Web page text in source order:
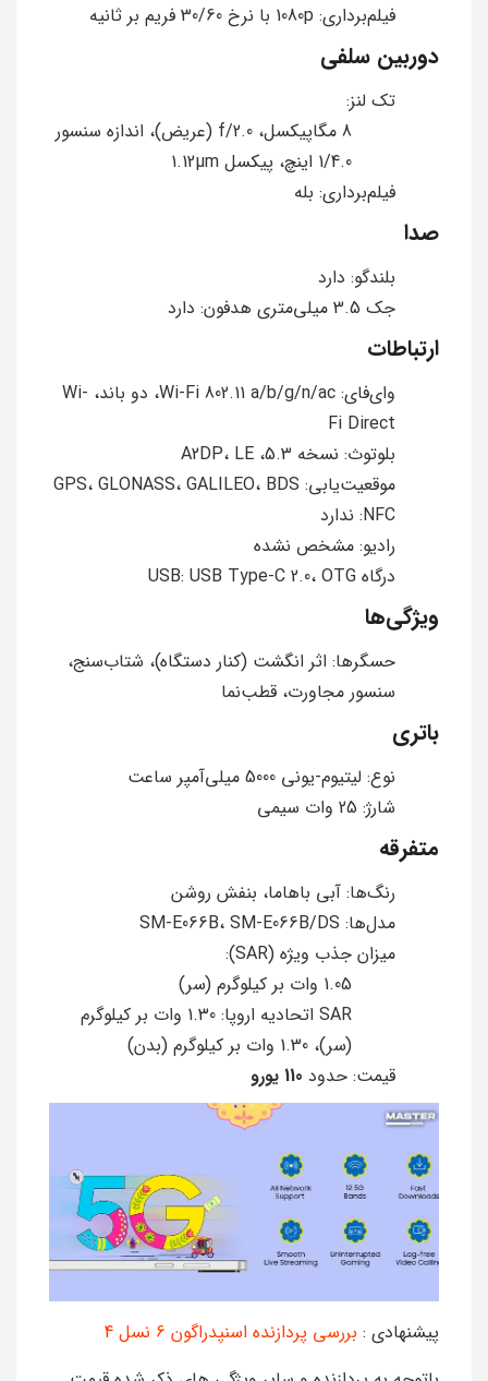
فیلم‌برداری: 1080p با نرخ 30/60 فریم بر ثانیه
دوربین سلفی
تک لنز:
8 مگاپیکسل، f/2.0 (عریض)، اندازه سنسور
1/4.0 اینچ، پیکسل 1.12µm
فیلم‌برداری: بله
صدا
بلندگو: دارد
جک 3.5 میلی‌متری هدفون: دارد
ارتباطات
وای‌فای: Wi-Fi 802.11 a/b/g/n/ac، دو باند، Wi-
Fi Direct
بلوتوث: نسخه 5.3، A2DP، LE
موقعیت‌یابی: GPS، GLONASS، GALILEO، BDS
NFC: ندارد
رادیو: مشخص نشده
درگاه USB: USB Type-C 2.0، OTG
ویژگی‌ها
حسگرها: اثر انگشت (کنار دستگاه)، شتاب‌سنج،
سنسور مجاورت، قطب‌نما
باتری
نوع: لیتیوم-یونی 5000 میلی‌آمپر ساعت
شارژ: 25 وات سیمی
متفرقه
رنگ‌ها: آبی باهاما، بنفش روشن
مدل‌ها: SM-E066B، SM-E066B/DS
میزان جذب ویژه (SAR):
1.05 وات بر کیلوگرم (سر)
SAR اتحادیه اروپا: 1.30 وات بر کیلوگرم
(سر)، 1.30 وات بر کیلوگرم (بدن)
قیمت: حدود 110 یورو
پیشنهادی : بررسی پردازنده اسنپدراگون 6 نسل 4